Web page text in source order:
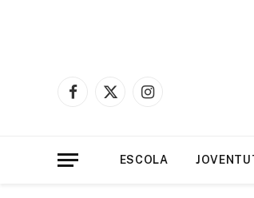
Facebook
X
Instagram
ESCOLA